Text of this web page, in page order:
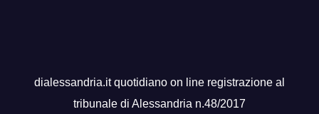
dialessandria.it quotidiano on line registrazione al
tribunale di Alessandria n.48/2017